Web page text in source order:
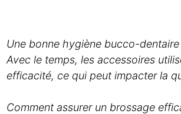
Une bonne hygiène bucco-
Avec le temps, les accessoires
efficacité, ce qui peut impacter la
Comment assurer un brossage